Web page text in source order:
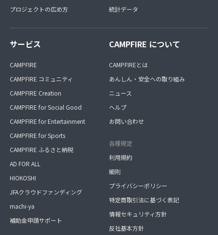
プロジェクトの広め方
統計データ
サービス
CAMPFIRE
CAMPFIRE コミュニティ
CAMPFIRE Creation
CAMPFIRE for Social Good
CAMPFIRE for Entertainment
CAMPFIRE for Sports
CAMPFIRE ふるさと納税
AD FOR ALL
HIOKOSHI
JFAクラウドファンディング
machi-ya
補助金申請サポート
CAMPFIRE について
CAMPFIREとは
あんしん・安全への取り組み
ニュース
ヘルプ
お問い合わせ
各種規定
利用規約
細則
プライバシーポリシー
特定商取引法に基づく表記
情報セキュリティ方針
反社基本方針